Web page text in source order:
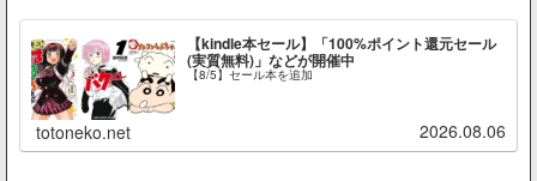
【kindle本セール】「100%ポイント還元セール
(実質無料)」などが開催中
【8/5】セール本を追加
totoneko.net 2026.08.06